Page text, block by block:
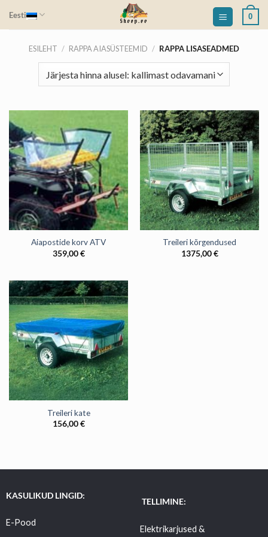
Eesti 0
ESILEHT / RAPPA AIASÜSTEEMID / RAPPA LISASEADMED
Aiapostide korv ATV
359,00€
Treileri kõrgendused
1375,00€
Treileri kate
156,00€
KASULIKUD LINGID:
E-Pood
TELLIMINE:
Elektrikarjused &